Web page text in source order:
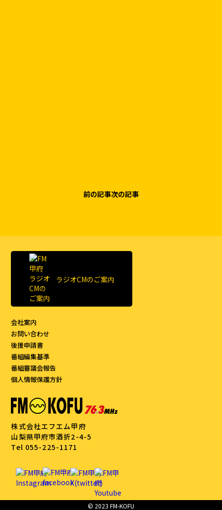
前の記事次の記事
ラジオCMのご案内
会社案内
お問い合わせ
後援申請書
番組編集基準
番組審議会報告
個人情報保護方針
株式会社エフエム甲府
山梨県甲府市酒折2-4-5
Tel 055-225-1171
© 2023 FM-KOFU